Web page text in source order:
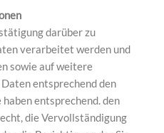
darüber zu
verarbeitet werden und
sowie auf weitere
entsprechend den
entsprechend. den
die Vervollständigung